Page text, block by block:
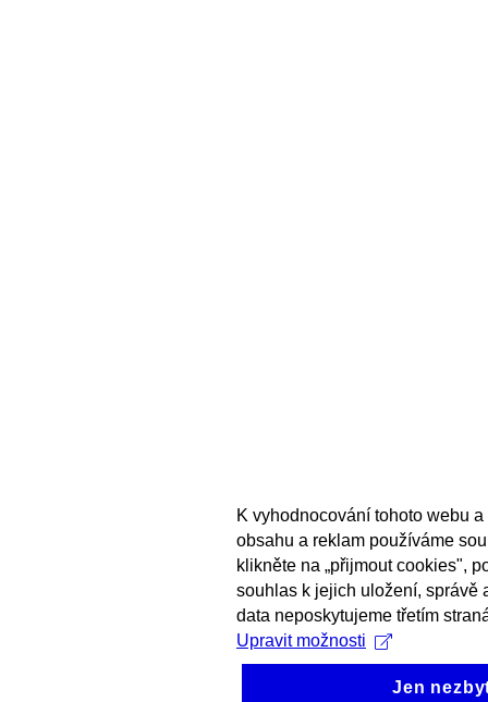
K vyhodnocování tohoto webu
obsahu a reklam používáme
klikněte na „přijmout cookies",
souhlas k jejich uložení, správě
data neposkytujeme třetím
Upravit možnosti
Jen